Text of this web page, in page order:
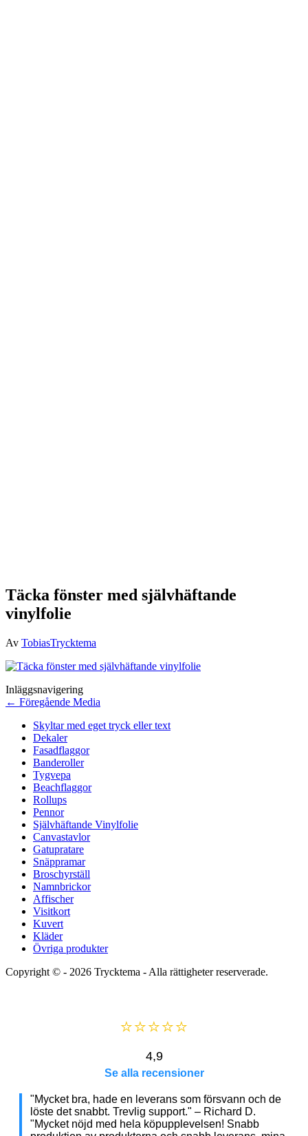
Täcka fönster med självhäftande
vinylfolie
Av TobiasTrycktema
Inläggsnavigering
← Föregående Media
Skyltar med eget tryck eller text
Dekaler
Fasadflaggor
Banderoller
Tygvepa
Beachflaggor
Rollups
Pennor
Självhäftande Vinylfolie
Canvastavlor
Gatupratare
Snäppramar
Broschyrställ
Namnbrickor
Affischer
Visitkort
Kuvert
Kläder
Övriga produkter
Copyright © - 2026 Trycktema - Alla rättigheter reserverade.
⭐⭐⭐⭐⭐
4,9
Se alla recensioner
"Mycket bra, hade en leverans som försvann och de
löste det snabbt. Trevlig support." – Richard D.
"Mycket nöjd med hela köpupplevelsen! Snabb